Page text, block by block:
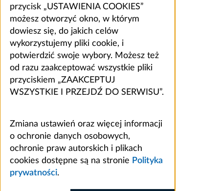
przycisk „USTAWIENIA COOKIES”
możesz otworzyć okno, w którym
dowiesz się, do jakich celów
wykorzystujemy pliki cookie, i
potwierdzić swoje wybory. Możesz też
od razu zaakceptować wszystkie pliki
przyciskiem „ZAAKCEPTUJ
WSZYSTKIE I PRZEJDŹ DO SERWISU”.
Zmiana ustawień oraz więcej informacji
o ochronie danych osobowych,
ochronie praw autorskich i plikach
cookies dostępne są na stronie Polityka
prywatności.